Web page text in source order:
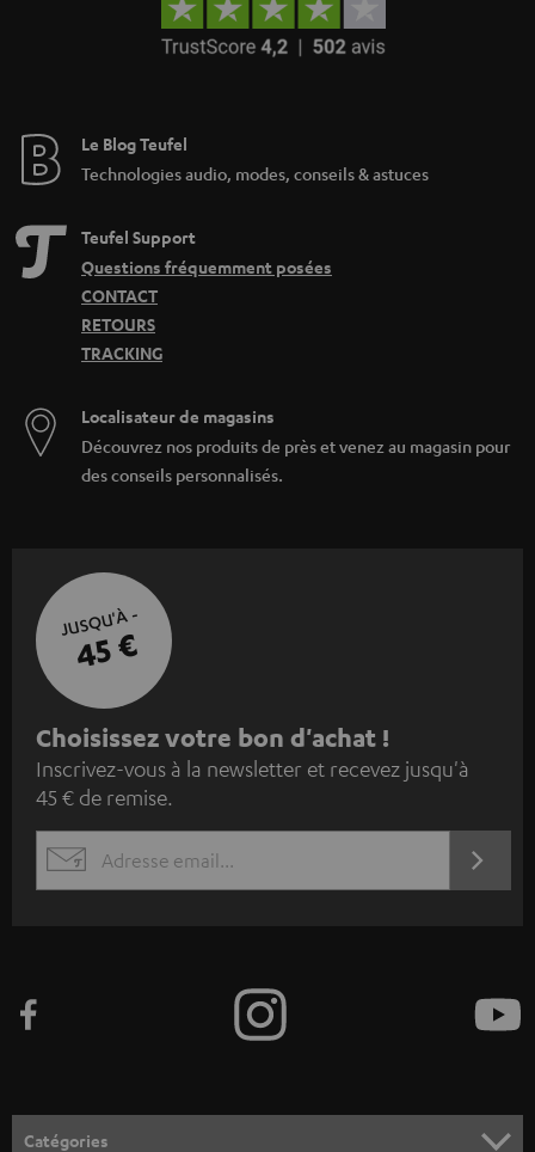
Le Blog Teufel
Technologies audio, modes, conseils & astuces
Teufel Support
Questions fréquemment posées
CONTACT
RETOURS
TRACKING
Localisateur de magasins
Découvrez nos produits de près et venez au magasin pour
des conseils personnalisés.
JUSQU'À -
45 €
I
n
s
c
z
o
Choisissez votre bon d'achat !
Inscrivez-vous à la newsletter et recevez jusqu'à
45 € de remise.
EMAIL
Catégories